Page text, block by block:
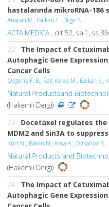
hastalarında mikroRNA-
Anapalı M., Balkan E., Bilge N.
ACTA MEDICA , cilt.52, sa.1,
22.
The Impact of
Autophagic Gene
Cancer Cells
Özgeriş F. B., Sait Keleş M., Balkan E.,
Natural Productsand
(Hakemli Dergi)
23.
Docetaxel regulates
MDM2 and Sin3A to
Kurt N., Bakan N., Kara A., Özkanlar S.,
Natural Products and
(Hakemli Dergi)
24. The Impact of
Autophagic Gene